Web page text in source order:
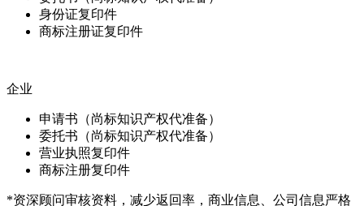
身份证复印件
商标注册证复印件
企业
申请书（尚标知识产权代准备）
委托书（尚标知识产权代准备）
营业执照复印件
商标注册复印件
*资深顾问审核资料，减少返回率，商业信息、公司信息严格